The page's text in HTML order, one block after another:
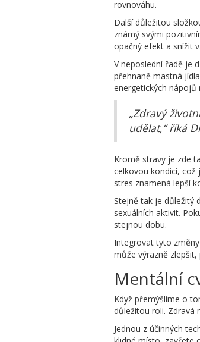
rovnováhu.
Další důležitou
známý svými
opačný efekt a snížit
V neposlední řadě je
přehnaně mastná
energetických nápojů
„Zdravý
udělat,“ říká
Kromě stravy je zde
celkovou kondici, což
stres znamená lepší
Stejně tak je důležitý
sexuálních aktivit.
stejnou dobu.
Integrovat tyto
může výrazně
Mentální
Když přemýšlíme o
důležitou roli. Zdravá
Jednou z účinných